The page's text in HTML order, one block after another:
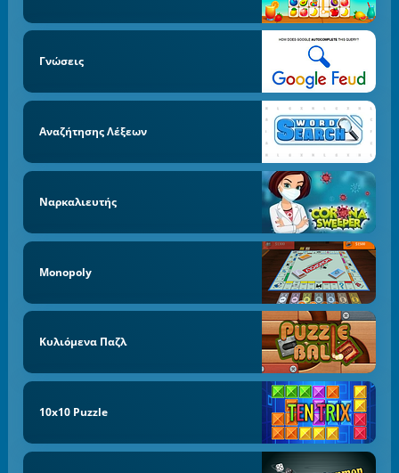
Γνώσεις
Αναζήτησης Λέξεων
Ναρκαλιευτής
Monopoly
Κυλιόμενα Παζλ
10x10 Puzzle